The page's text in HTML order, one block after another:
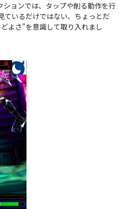
ションでは、タップや削る動作を行
ているだけではない、ちょっとだ
よさ”を意識して取り入れまし